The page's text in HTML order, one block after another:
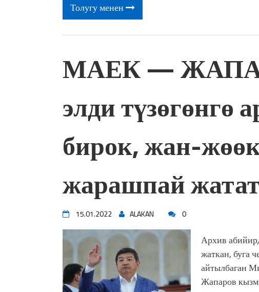
Толугу менен
МАЕК —
элди түзөгөнгө
бирок, жан-
жарашпай
15.01.2022 ALAKAN 0
Архив
жаткан, буга
айтылбаган
Жапаров